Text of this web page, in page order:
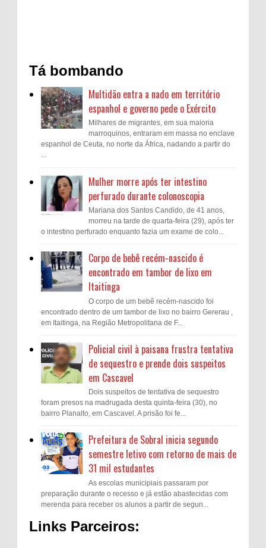
Tá bombando
Multidão entra a nado em território
espanhol e governo pede o Exército
Milhares de migrantes, em sua maioria
marroquinos, entraram em massa no enclave
espanhol de Ceuta, no norte da África, nadando a partir do
...
Mulher morre após ter intestino
perfurado durante colonoscopia
Mariana dos Santos Candido, de 41 anos,
morreu na tarde de quarta-feira (29), após ter
o intestino perfurado enquanto fazia um exame de colo...
Corpo de bebê recém-nascido é
encontrado em tambor de lixo em
Itaitinga
O corpo de um bebê recém-nascido foi
encontrado dentro de um tambor de lixo no bairro Gererau ,
em Itaitinga, na Região Metropolitana de F...
Policial civil à paisana frustra tentativa
de sequestro e prende dois suspeitos
em Cascavel
Dois suspeitos de tentativa de sequestro
foram presos na madrugada desta quinta-feira (30), no
bairro Planalto, em Cascavel. A prisão foi fe...
Prefeitura de Sobral inicia segundo
semestre letivo com retorno de mais de
31 mil estudantes
As escolas municipiais passaram por
preparação durante o recesso e já estão abastecidas com
merenda para receber os alunos a partir de segun...
Links Parceiros: